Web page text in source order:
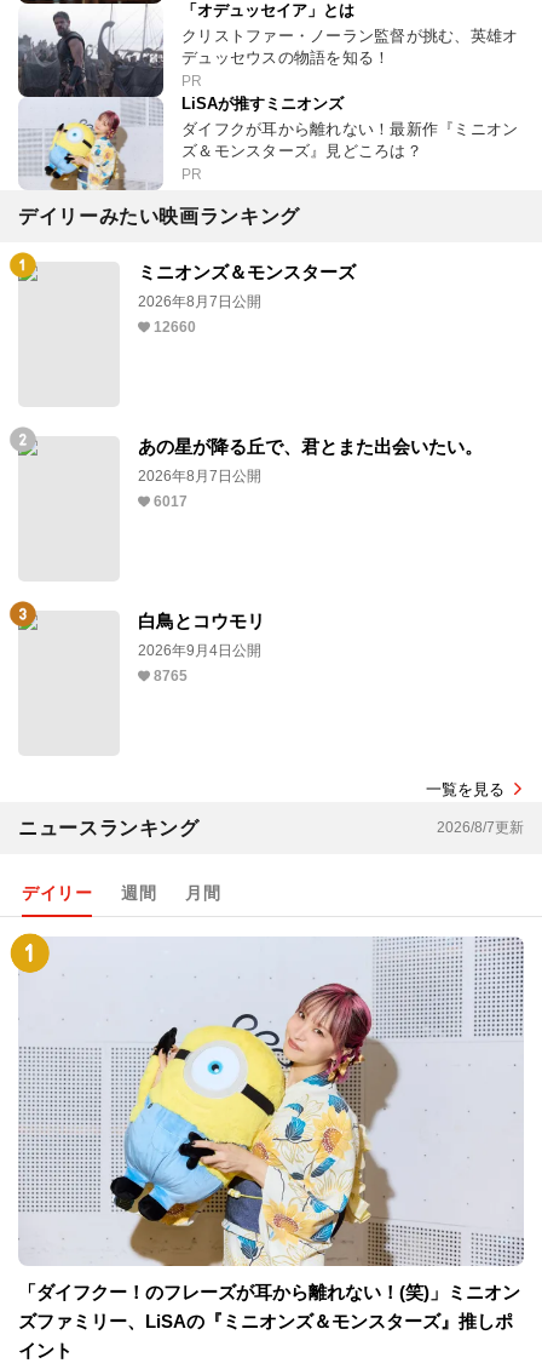
「オデュッセイア」とは
クリストファー・ノーラン監督が挑む、英雄オ
デュッセウスの物語を知る！
PR
LiSAが推すミニオンズ
ダイフクが耳から離れない！最新作『ミニオン
ズ＆モンスターズ』見どころは？
PR
デイリーみたい映画ランキング
ミニオンズ＆モンスターズ
2026年8月7日公開
12660
あの星が降る丘で、君とまた出会いたい。
2026年8月7日公開
6017
白鳥とコウモリ
2026年9月4日公開
8765
一覧を見る
ニュースランキング 2026/8/7更新
デイリー 週間 月間
「ダイフクー！のフレーズが耳から離れない！(笑)」ミニオン
ズファミリー、LiSAの『ミニオンズ＆モンスターズ』推しポ
イント